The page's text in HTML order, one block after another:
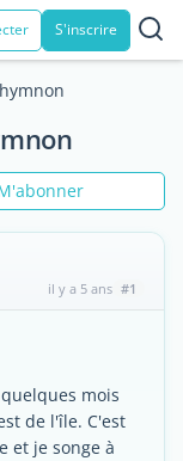
S'inscrire
il y a 5 ans #1
mois
de l'île. C'est
et je songe à